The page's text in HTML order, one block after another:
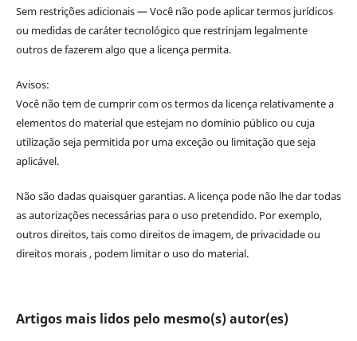
Sem restrições adicionais — Você não pode aplicar termos jurídicos
ou medidas de caráter tecnológico que restrinjam legalmente
outros de fazerem algo que a licença permita.
Avisos:
Você não tem de cumprir com os termos da licença relativamente a
elementos do material que estejam no domínio público ou cuja
utilização seja permitida por uma exceção ou limitação que seja
aplicável.
Não são dadas quaisquer garantias. A licença pode não lhe dar todas
as autorizações necessárias para o uso pretendido. Por exemplo,
outros direitos, tais como direitos de imagem, de privacidade ou
direitos morais , podem limitar o uso do material.
Artigos mais lidos pelo mesmo(s) autor(es)